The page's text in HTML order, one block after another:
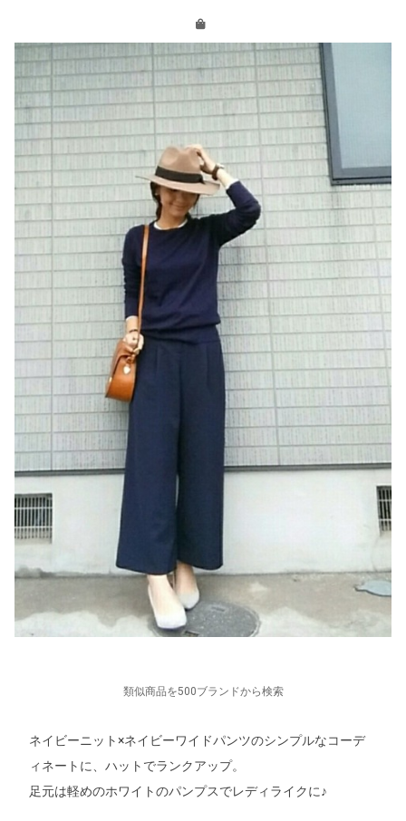
類似商品を500ブランドから検索
ネイビーニット×ネイビーワイドパンツのシンプルなコーデ
ィネートに、ハットでランクアップ。
足元は軽めのホワイトのパンプスでレディライクに♪